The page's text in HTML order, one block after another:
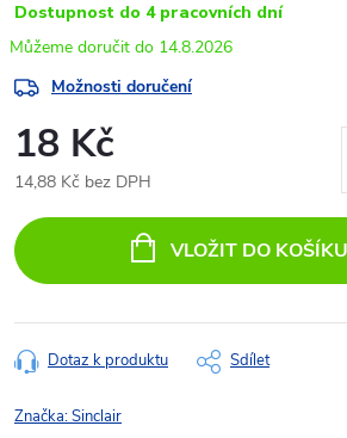
Dostupnost do 4 pracovních dní
14.8.2026
Možnosti doručení
18 Kč
14,88 Kč bez DPH
cena:
VLOŽIT DO KOŠÍKU
Dotaz k produktu Sdílet
Značka:Sinclair